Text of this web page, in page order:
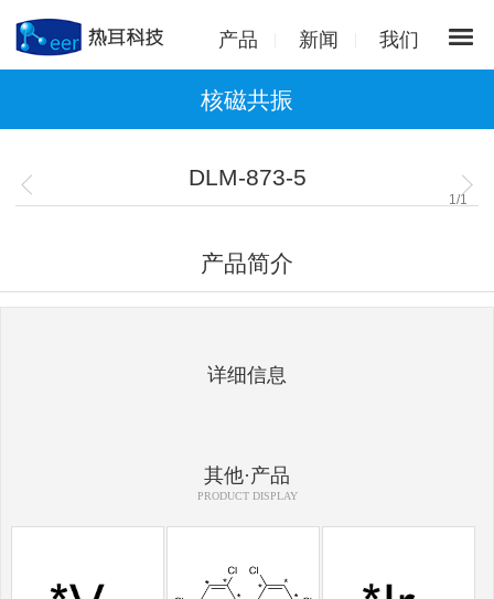
产品 新闻 我们
核磁共振
DLM-873-5
1 /1
产品简介
详细信息
其他·产品
PRODUCT DISPLAY